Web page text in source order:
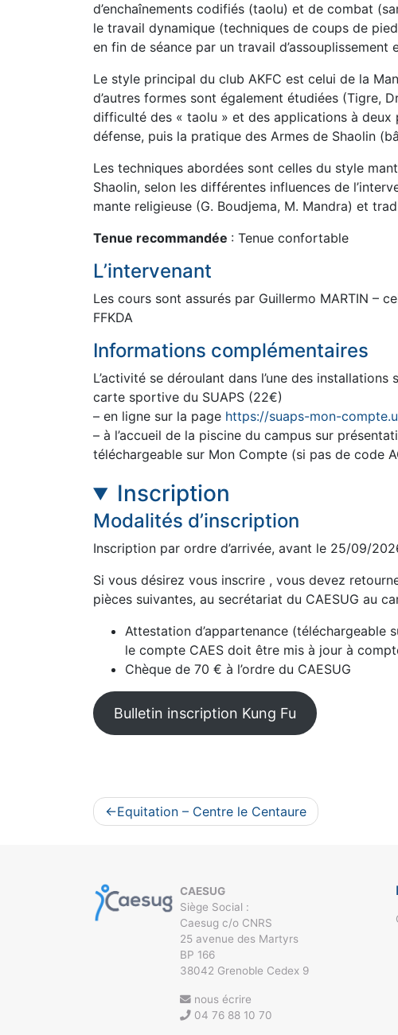
d’enchaînements codifiés (taolu) et de combat
le travail dynamique (techniques de coups de
en fin de séance par un travail d’assouplissement
Le style principal du club AKFC est celui de la
d’autres formes sont également étudiées (Tigre,
difficulté des « taolu » et des applications à
défense, puis la pratique des Armes de Shaolin
Les techniques abordées sont celles du style
Shaolin, selon les différentes influences de
mante religieuse (G. Boudjema, M. Mandra) et
Tenue recommandée : Tenue confortable
L’intervenant
Les cours sont assurés par Guillermo MARTIN –
FFKDA
Informations complémentaires
L’activité se déroulant dans l’une des
carte sportive du SUAPS (22€)
– en ligne sur la page https://suaps-mon-
– à l’accueil de la piscine du campus sur
téléchargeable sur Mon Compte (si pas de code
Inscription
Modalités d’inscription
Inscription par ordre d’arrivée, avant le 25/09/
Si vous désirez vous inscrire , vous devez
pièces suivantes, au secrétariat du CAESUG au
Attestation d’appartenance (téléchargeable
le compte CAES doit être mis à jour à
Chèque de 70 € à l’ordre du CAESUG
Bulletin inscription Kung Fu
Navigation
Equitation – Centre le Centaure
CAESUG
Siège Social :
Caesug c/o CNRS
25 avenue des Martyrs
BP 166
38042 Grenoble Cedex 9
nous écrire
04 76 88 10 70